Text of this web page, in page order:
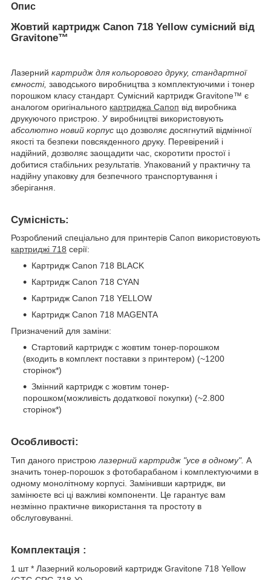
Опис
Жовтий картридж Canon 718 Yellow сумісний від
Gravitone™
Лазерний картридж для кольорового друку, стандартної
ємності, заводського виробництва з комплектуючими і тонер
порошком класу стандарт. Сумісний картридж Gravitone™ є
аналогом оригінального картриджа Сапоп від виробника
друкуючого пристрою. У виробництві використовують
абсолютно новий корпус що дозволяє досягнутий відмінної
якості та безпеки повсякденного друку. Перевірений і
надійний, дозволяє заощадити час, скоротити простої і
добитися стабільних результатів. Упакований у практичну та
надійну упаковку для безпечного транспортування і
зберігання.
Сумісність:
Розроблений спеціально для принтерів Сапоп використовують
картриджі 718 серії:
Картридж Canon 718 BLACK
Картридж Canon 718 СYAN
Картридж Canon 718 YELLOW
Картридж Canon 718 MAGENTA
Призначений для заміни:
Стартовий картридж c жовтим тонер-порошком
(входить в комплект поставки з принтером) (~1200
сторінок*)
Змінний картридж c жовтим тонер-
порошком(можливість додаткової покупки) (~2.800
сторінок*)
Особливості:
Тип даного пристрою лазерний картридж "усе в одному". А
значить тонер-порошок з фотобарабаном і комплектуючими в
одному монолітному корпусі. Замінивши картридж, ви
замінюєте всі ці важливі компоненти. Це гарантує вам
незмінно практичне використання та простоту в
обслуговуванні.
Комплектація :
1 шт * Лазерний кольоровий картридж Gravitone 718 Yellow